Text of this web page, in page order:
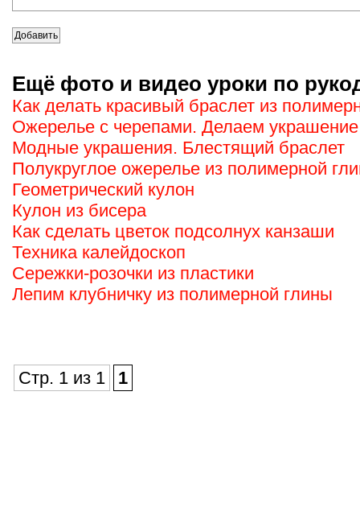
Ещё фото и видео уроки по
Как делать красивый браслет из
Ожерелье с черепами. Делаем украшение
Модные украшения. Блестящий браслет
Полукруглое ожерелье из полимерной
Геометрический кулон
Кулон из бисера
Как сделать цветок подсолнух канзаши
Техника калейдоскоп
Сережки-розочки из пластики
Лепим клубничку из полимерной глины
Стр. 1 из 1 1